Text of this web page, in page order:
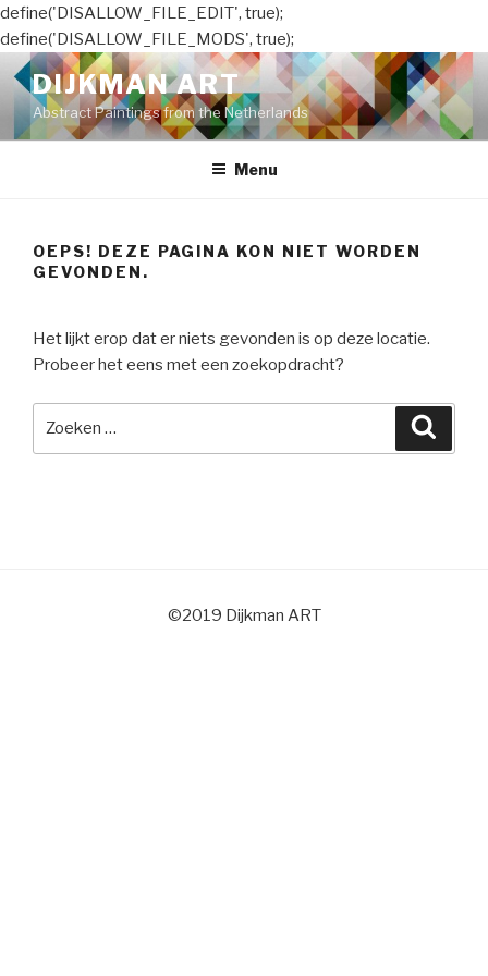
define('DISALLOW_FILE_EDIT', true);
define('DISALLOW_FILE_MODS', true);
Naar
de
inhoud
springen
DIJKMAN ART
Abstract Paintings from the Netherlands
Menu
OEPS! DEZE PAGINA KON NIET WORDEN
GEVONDEN.
Het lijkt erop dat er niets gevonden is op deze locatie.
Probeer het eens met een zoekopdracht?
©2019 Dijkman ART